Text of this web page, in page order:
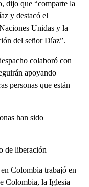
dijo que “comparte la
y destacó el
Unidas y la
del señor Díaz”.
colaboró con
apoyando
personas que están
han sido
de liberación
Colombia trabajó en
Colombia, la Iglesia